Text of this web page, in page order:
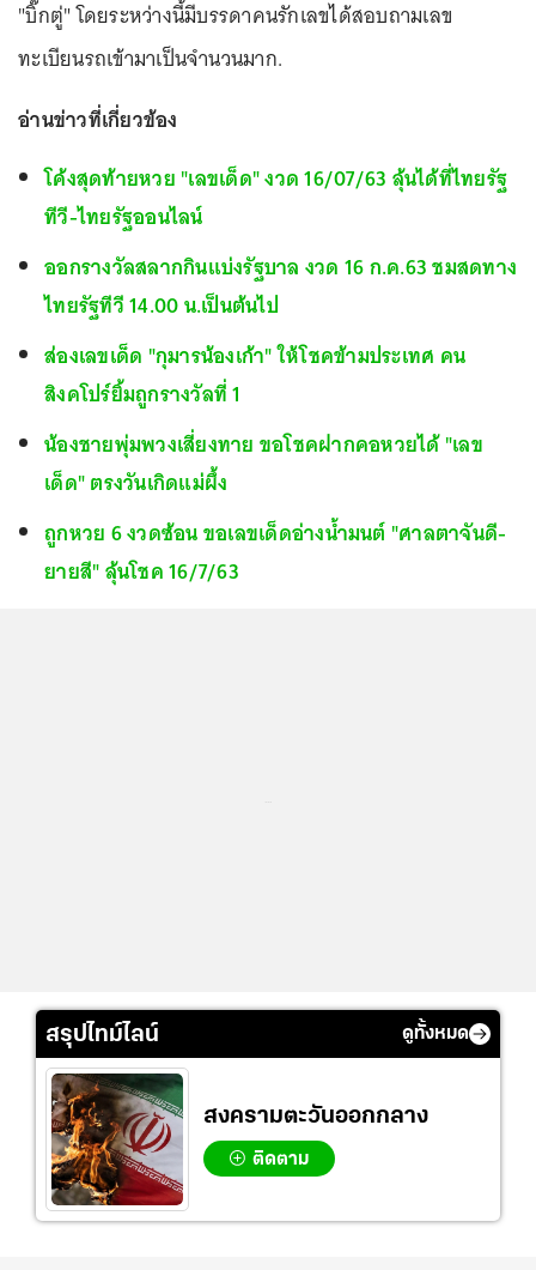
"บิ๊กตู่" โดยระหว่างนี้มีบรรดาคนรักเลขได้สอบถามเลข
ทะเบียนรถเข้ามาเป็นจำนวนมาก.
อ่านข่าวที่เกี่ยวข้อง
โค้งสุดท้ายหวย "เลขเด็ด" งวด 16/07/63 ลุ้นได้ที่ไทยรัฐ
ทีวี-ไทยรัฐออนไลน์
ออกรางวัลสลากกินแบ่งรัฐบาล งวด 16 ก.ค.63 ชมสดทาง
ไทยรัฐทีวี 14.00 น.เป็นต้นไป
ส่องเลขเด็ด "กุมารน้องเก้า" ให้โชคข้ามประเทศ คน
สิงคโปร์ยิ้มถูกรางวัลที่ 1
น้องชายพุ่มพวงเสี่ยงทาย ขอโชคฝากคอหวยได้ "เลข
เด็ด" ตรงวันเกิดแม่ผึ้ง
ถูกหวย 6 งวดซ้อน ขอเลขเด็ดอ่างน้ำมนต์ "ศาลตาจันดี-
ยายสี" ลุ้นโชค 16/7/63
สรุปไทม์ไลน์ ดูทั้งหมด
สงครามตะวันออกกลาง
ติดตาม